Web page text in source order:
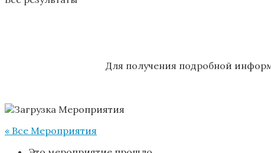
Для получения подробной
« Все Мероприятия